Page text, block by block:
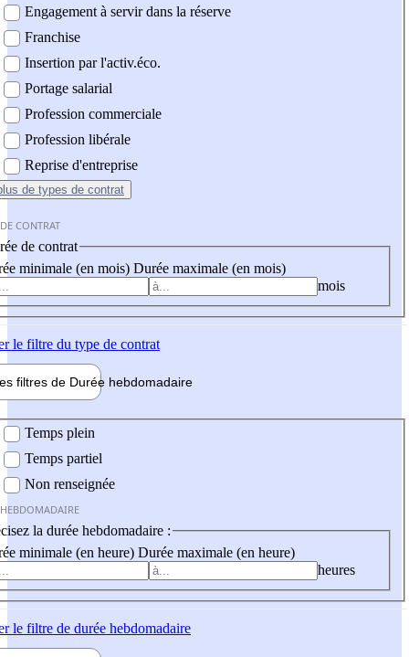
Engagement à servir dans la réserve
Franchise
Insertion par l'activ.éco.
Portage salarial
Profession commerciale
Profession libérale
Reprise d'entreprise
de types de contrat
CONTRAT
de contrat
minimale (en mois) Durée maximale (en mois)
mois
le filtre du type de contrat
filtres de Durée hebdomadaire
Temps plein
Temps partiel
Non renseignée
la durée hebdomadaire :
minimale (en heure) Durée maximale (en heure)
heures
le filtre de durée hebdomadaire